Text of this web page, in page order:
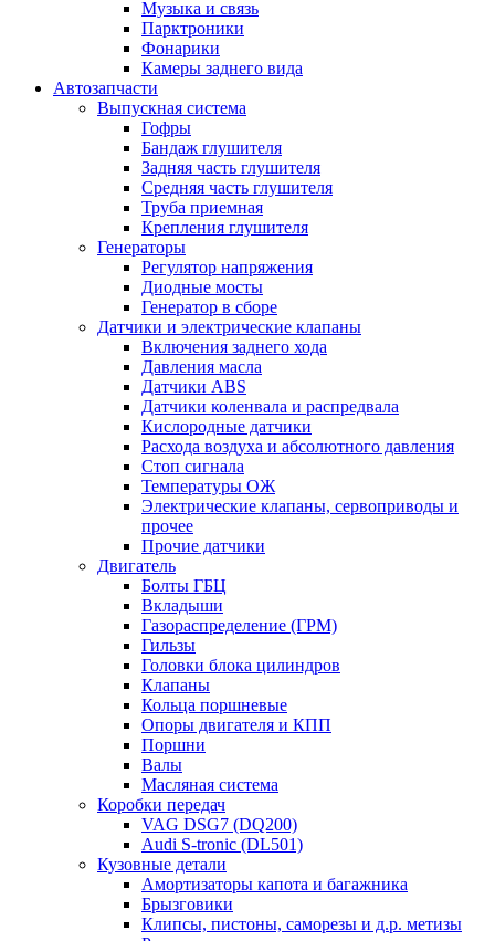
Музыка и связь
Парктроники
Фонарики
Камеры заднего вида
Автозапчасти
Выпускная система
Гофры
Бандаж глушителя
Задняя часть глушителя
Средняя часть глушителя
Труба приемная
Крепления глушителя
Генераторы
Регулятор напряжения
Диодные мосты
Генератор в сборе
Датчики и электрические клапаны
Включения заднего хода
Давления масла
Датчики ABS
Датчики коленвала и распредвала
Кислородные датчики
Расхода воздуха и абсолютного давления
Стоп сигнала
Температуры ОЖ
Электрические клапаны, сервоприводы и
прочее
Прочие датчики
Двигатель
Болты ГБЦ
Вкладыши
Газораспределение (ГРМ)
Гильзы
Головки блока цилиндров
Клапаны
Кольца поршневые
Опоры двигателя и КПП
Поршни
Валы
Масляная система
Коробки передач
VAG DSG7 (DQ200)
Audi S-tronic (DL501)
Кузовные детали
Амортизаторы капота и багажника
Брызговики
Клипсы, пистоны, саморезы и д.р. метизы